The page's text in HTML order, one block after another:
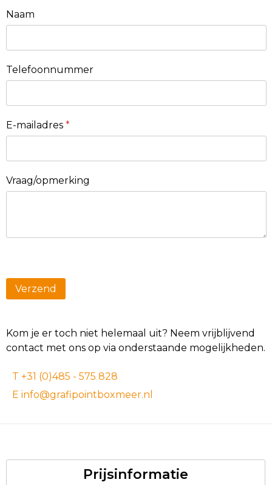
Naam
Telefoonnummer
E-mailadres *
Vraag/opmerking
Kom je er toch niet helemaal uit? Neem vrijblijvend
contact met ons op via onderstaande mogelijkheden.
T +31 (0)485 - 575 828
E info@grafipointboxmeer.nl
Prijsinformatie